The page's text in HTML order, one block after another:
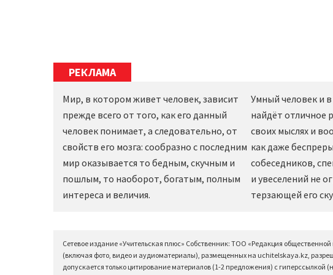
РЕКЛАМА
Мир, в котором живет человек, зависит
прежде всего от того, как его данный
человек понимает, а следовательно, от
свойств его мозга: сообразно с последним
мир оказывается то бедным, скучным и
пошлым, то наоборот, богатым, полным
интереса и величия.
Умный человек и
найдёт отличное
своих мыслях и
как даже
собеседников,
и увеселений не
терзающей его
Сетевое издание «Учительская плюс» Собственник: ТОО «Редакция
(включая фото, видео и аудиоматериалы), размещенных на uchitelskaya.kz,
допускается только цитирование материалов (1-2 предложения) с